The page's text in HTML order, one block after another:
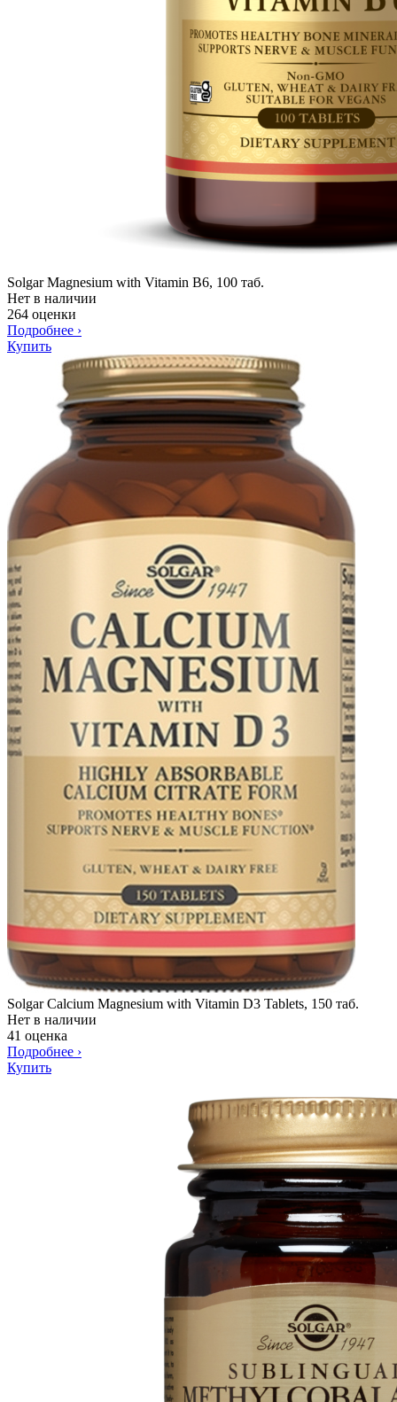
Solgar Magnesium with Vitamin B6, 100 таб.
Нет в наличии
264 оценки
Подробнее ›
Купить
Solgar Calcium Magnesium with Vitamin D3 Tablets, 150 таб.
Нет в наличии
41 оценка
Подробнее ›
Купить